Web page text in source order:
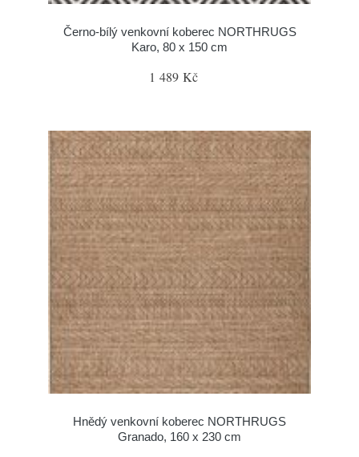
Černo-bílý venkovní koberec NORTHRUGS
Karo, 80 x 150 cm
1 489 Kč
Hnědý venkovní koberec NORTHRUGS
Granado, 160 x 230 cm